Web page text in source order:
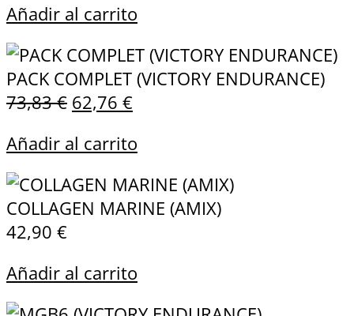
Añadir al carrito
PACK COMPLET (VICTORY ENDURANCE)
73,83€ 62,76 €
Añadir al carrito
COLLAGEN MARINE (AMIX)
42,90 €
Añadir al carrito